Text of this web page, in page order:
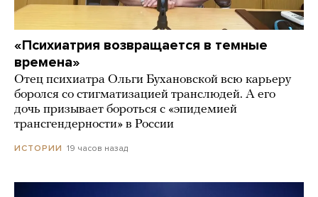
«Психиатрия возвращается в темные
времена»
Отец психиатра Ольги Бухановской всю карьеру
боролся со стигматизацией транслюдей. А его
дочь призывает бороться с «эпидемией
трансгендерности» в России
ИСТОРИИ 19 часов назад